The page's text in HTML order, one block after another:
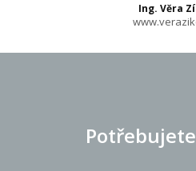
Ing. Věra